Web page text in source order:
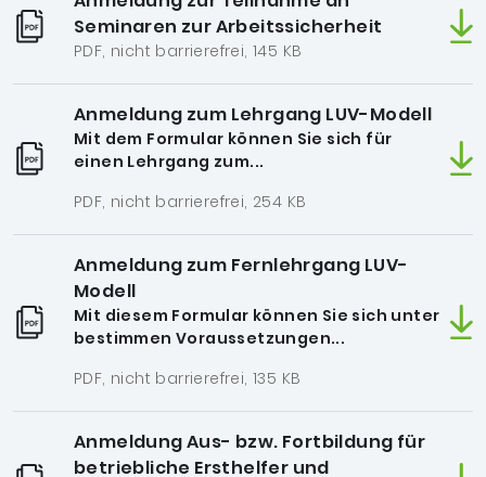
Seminaren zur Arbeitssicherheit
PDF, nicht barrierefrei, 145 KB
Anmeldung zum Lehrgang LUV-Modell
Mit dem Formular können Sie sich für
einen Lehrgang zum...
PDF, nicht barrierefrei, 254 KB
Anmeldung zum Fernlehrgang LUV-
Modell
Mit diesem Formular können Sie sich unter
bestimmen Voraussetzungen...
PDF, nicht barrierefrei, 135 KB
Anmeldung Aus- bzw. Fortbildung für
betriebliche Ersthelfer und